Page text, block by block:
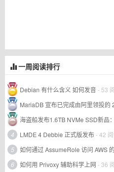
一周阅读排行
Debian 有什么含义 如何发音- 53
MariaDB 宣布已完成由阿里领投的
海盗船发布1.6TB NVMe SSD新品
4
LMDE 4 Debbie 正式版发布- 42
5
如何通过 AssumeRole 访问 AWS
6
如何用 Privoxy 辅助科学上网 - 36